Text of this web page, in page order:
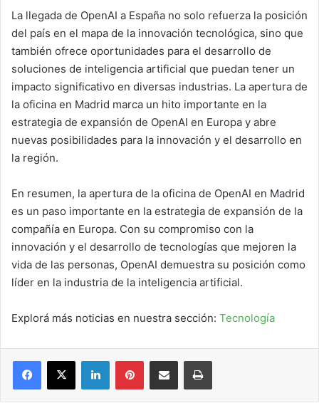
La llegada de OpenAI a España no solo refuerza la posición
del país en el mapa de la innovación tecnológica, sino que
también ofrece oportunidades para el desarrollo de
soluciones de inteligencia artificial que puedan tener un
impacto significativo en diversas industrias. La apertura de
la oficina en Madrid marca un hito importante en la
estrategia de expansión de OpenAI en Europa y abre
nuevas posibilidades para la innovación y el desarrollo en
la región.
En resumen, la apertura de la oficina de OpenAI en Madrid
es un paso importante en la estrategia de expansión de la
compañía en Europa. Con su compromiso con la
innovación y el desarrollo de tecnologías que mejoren la
vida de las personas, OpenAI demuestra su posición como
líder en la industria de la inteligencia artificial.
Explorá más noticias en nuestra sección: Tecnología
Facebook
X LinkedInPinterestCompartir por correo electrónicoImprimir